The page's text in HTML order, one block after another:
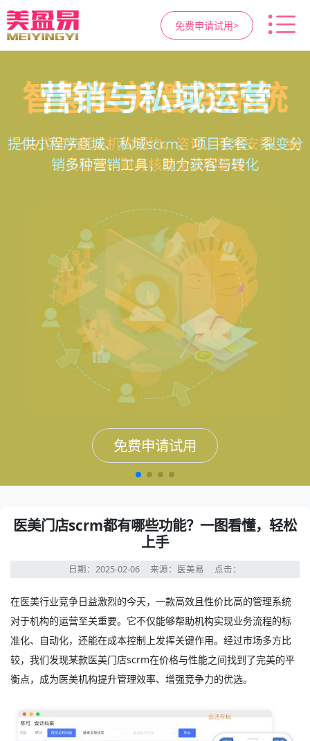
免费申请试用>
医疗资源调度管理
支持电子病历、医生排班、手术室管理、智能预
约分配，科学安排医疗资源
免费申请试用
高净值客户价值挖掘
支持客户分级管理、消费轨迹追踪、个性化方案
定制、实现客户长期价值挖掘
免费申请试用
营销与私域运营
提供小程序商城、私域scrm、项目套餐、裂变分
销多种营销工具，助力获客与转化
免费申请试用
智慧医美管理系统
一站式解决医美机构预约、咨询、手术安排、会
员管理、财务核算全流程管理
免费申请试用
医美门店scrm都有哪些功能？一图看懂，轻松
上手
日期：2025-02-06 来源：医美易 点击：
在医美行业竞争日益激烈的今天，一款高效且性价比高的管理系统
对于机构的运营至关重要。它不仅能够帮助机构实现业务流程的标
准化、自动化，还能在成本控制上发挥关键作用。经过市场多方比
较，我们发现某款医美门店scrm在价格与性能之间找到了完美的平
衡点，成为医美机构提升管理效率、增强竞争力的优选。